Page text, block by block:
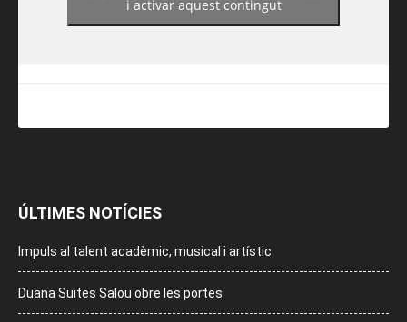
i activar aquest contingut
ÚLTIMES NOTÍCIES
Impuls al talent acadèmic, musical i artístic
Duana Suites Salou obre les portes